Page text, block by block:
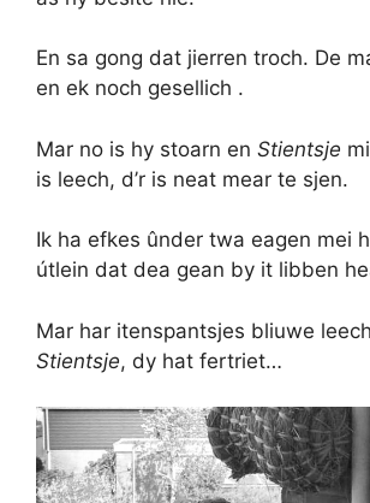
En sa gong dat jierren troch. De
en ek noch gesellich .
Mar no is hy stoarn en Stientsje
is leech, d’r is neat mear te sjen.
Ik ha efkes ûnder twa eagen mei
útlein dat dea gean by it libben
Mar har itenspantsjes bliuwe
Stientsje, dy hat fertriet…